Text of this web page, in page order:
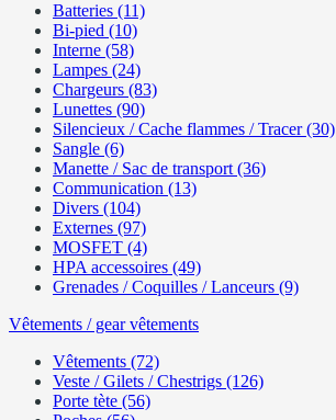
Batteries (11)
Bi-pied (10)
Interne (58)
Lampes (24)
Chargeurs (83)
Lunettes (90)
Silencieux / Cache flammes / Tracer (30)
Sangle (6)
Manette / Sac de transport (36)
Communication (13)
Divers (104)
Externes (97)
MOSFET (4)
HPA accessoires (49)
Grenades / Coquilles / Lanceurs (9)
Vêtements / gear vêtements
Vêtements (72)
Veste / Gilets / Chestrigs (126)
Porte tète (56)